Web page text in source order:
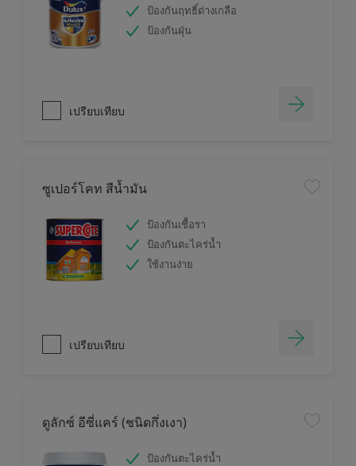
ป้องกันฤทธิ์ด่างเกลือ
ป้องกันฝุ่น
เปรียบเทียบ
ซูเปอร์โคท สีน้ำมัน
ป้องกันเชื้อรา
ป้องกันตะไคร่น้ำ
ใช้งานง่าย
เปรียบเทียบ
ดูลักซ์ อีซี่แคร์ (ชนิดกึ่งเงา)
ป้องกันตะไคร่น้ำ